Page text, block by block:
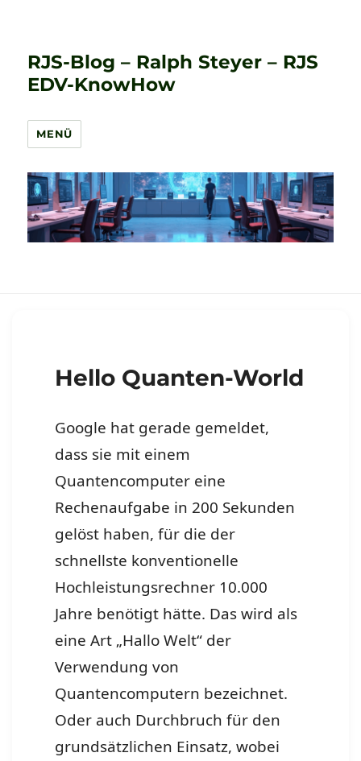
RJS-Blog – Ralph Steyer – RJS
EDV-KnowHow
MENÜ
Hello Quanten-World
Google hat gerade gemeldet,
dass sie mit einem
Quantencomputer eine
Rechenaufgabe in 200 Sekunden
gelöst haben, für die der
schnellste konventionelle
Hochleistungsrechner 10.000
Jahre benötigt hätte. Das wird als
eine Art „Hallo Welt“ der
Verwendung von
Quantencomputern bezeichnet.
Oder auch Durchbruch für den
grundsätzlichen Einsatz, wobei